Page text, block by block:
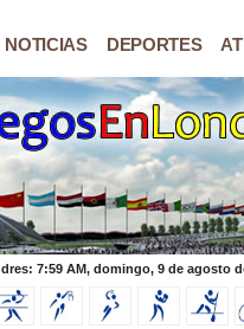
NOTICIAS DEPORTES
7:59 AM, domingo, 9 de agosto